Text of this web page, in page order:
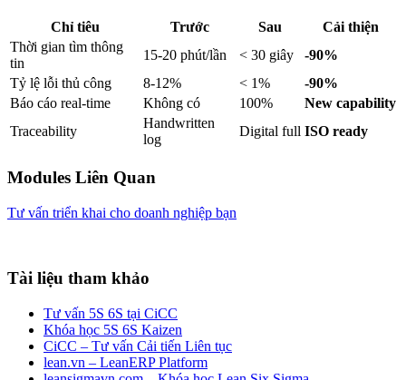
Chỉ tiêu Trước Sau
Cải thiện
Thời gian tìm thông
tin
15-20 phút/lần < 30 giây
-90%
Tỷ lệ lỗi thủ công
8-12% < 1%
-90%
Báo cáo real-time
Không có 100%
New capability
Traceability
Handwritten
log
Digital full ISO ready
Modules Liên Quan
Tư vấn triển khai cho doanh nghiệp bạn
Tài liệu tham khảo
Tư vấn 5S 6S tại CiCC
Khóa học 5S 6S Kaizen
CiCC – Tư vấn Cải tiến Liên tục
lean.vn – LeanERP Platform